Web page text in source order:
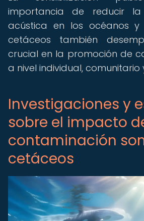
importancia de reducir la
acústica en los océanos
cetáceos también
crucial en la promoción de
a nivel individual, comunitario
Investigaciones y
sobre el impacto
contaminación
cetáceos